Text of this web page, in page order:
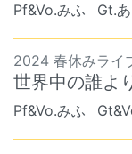
Pf&Vo.みふ Gt.
2024 春休みライ
世界中の誰よ
Pf&Vo.みふ